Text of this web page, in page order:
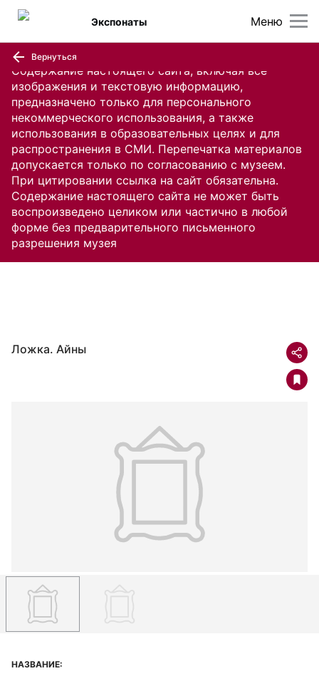
Содержание настоящего сайта, включая все
изображения и текстовую информацию,
предназначено только для персонального
некоммерческого использования, а также
использования в образовательных целях и для
распространения в СМИ. Перепечатка материалов
допускается только по согласованию с музеем.
При цитировании ссылка на сайт обязательна.
Содержание настоящего сайта не может быть
воспроизведено целиком или частично в любой
форме без предварительного письменного
разрешения музея
Меню
Экспонаты
Вернуться
Ложка. Айны
НАЗВАНИЕ: